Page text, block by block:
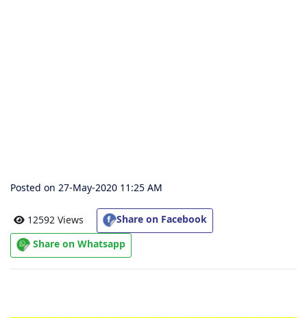
आरती
संग्रह
पाठशाला
Posted on 27-May-2020 11:25 AM
12592 Views
Share on Facebook
Share on Whatsapp